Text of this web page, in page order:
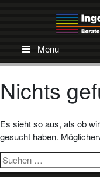
Menu
Nichts
Es sieht so aus, als ob
gesucht haben.
Suchen
nach: